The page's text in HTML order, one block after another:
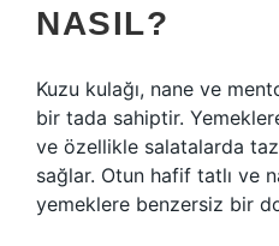
NASIL?
Kuzu kulağı, nane ve
bir tada sahiptir.
ve özellikle salatalarda
sağlar. Otun hafif tatlı ve
yemeklere benzersiz bir